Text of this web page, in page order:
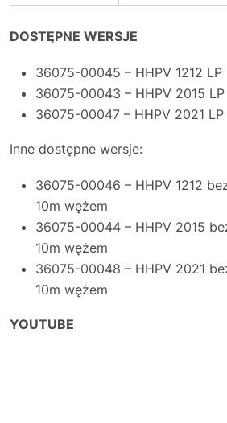
DOSTĘPNE WERSJE
36075-00045 – HHPV 1212 LP
36075-00043 – HHPV 2015 LP
36075-00047 – HHPV 2021 LP
Inne dostępne wersje:
36075-00046 – HHPV 1212
10m wężem
36075-00044 – HHPV 2015
10m wężem
36075-00048 – HHPV 2021
10m wężem
YOUTUBE